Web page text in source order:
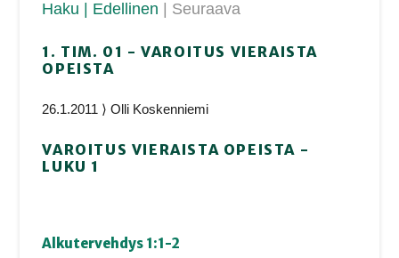
Haku | Edellinen | Seuraava
1. TIM. 01 - VAROITUS VIERAISTA
OPEISTA
26.1.2011 ⟩ Olli Koskenniemi
VAROITUS VIERAISTA OPEISTA -
LUKU 1
Alkutervehdys 1:1-2